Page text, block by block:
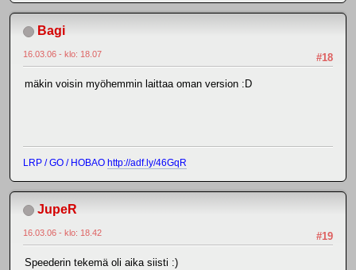
Bagi
#18
16.03.06 - klo: 18.07
mäkin voisin myöhemmin laittaa oman version :D
LRP / GO / HOBAO http://adf.ly/46GqR
JupeR
#19
16.03.06 - klo: 18.42
Speederin tekemä oli aika siisti :)